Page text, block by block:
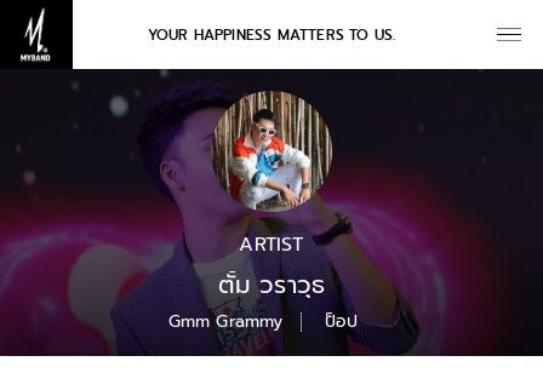
YOUR HAPPINESS MATTERS TO US.
ARTIST
ตั้ม วราวุธ
Gmm Grammy ป็อป